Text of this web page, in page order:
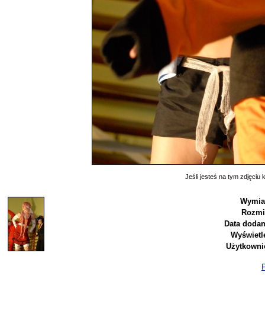
Jeśli jesteś na tym zdjęciu
Data